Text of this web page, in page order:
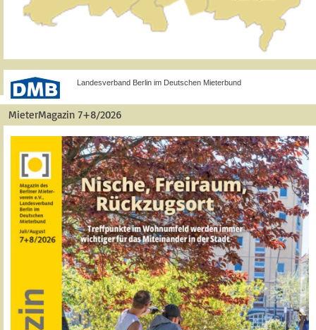
Landesverband Berlin im Deutschen Mieterbund
MieterMagazin 7+8/2026